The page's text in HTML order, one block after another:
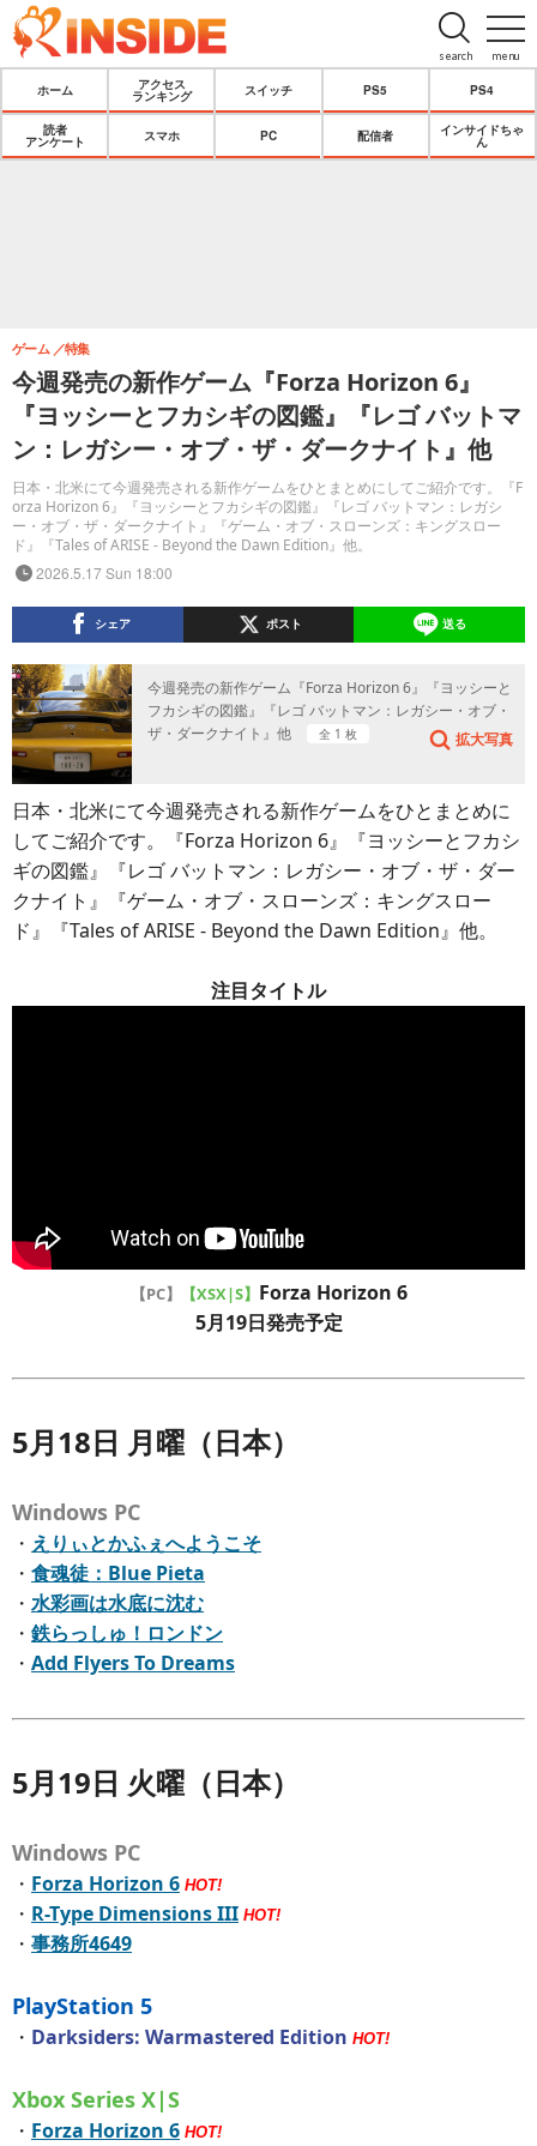
menu
search
ホーム
アクセス
ランキング
スイッチ PS5 PS4
読者
アンケート
スマホ PC 配信者
インサイドちゃ
ん
今週発売の新作ゲーム『Forza Horizon 6』
『ヨッシーとフカシギの図鑑』『レゴ バットマ
ン：レガシー・オブ・ザ・ダークナイト』他
日本・北米にて今週発売される新作ゲームをひとまとめにしてご紹介です。『F
orza Horizon 6』『ヨッシーとフカシギの図鑑』『レゴ バットマン：レガシ
ー・オブ・ザ・ダークナイト』『ゲーム・オブ・スローンズ：キングスロー
ド』『Tales of ARISE - Beyond the Dawn Edition』他。
ゲーム 特集
2026.5.17 Sun 18:00
シェア ポスト 送る
今週発売の新作ゲーム『Forza Horizon 6』『ヨッシーと
フカシギの図鑑』『レゴ バットマン：レガシー・オブ・
ザ・ダークナイト』他
全 1 枚 拡大写真
日本・北米にて今週発売される新作ゲームをひとまとめに
してご紹介です。『Forza Horizon 6』『ヨッシーとフカシ
ギの図鑑』『レゴ バットマン：レガシー・オブ・ザ・ダー
クナイト』『ゲーム・オブ・スローンズ：キングスロー
ド』『Tales of ARISE - Beyond the Dawn Edition』他。
注目タイトル
【PC】 【XSX|S】 Forza Horizon 6
5月19日発売予定
5月18日 月曜（日本）
Windows PC
・ えりぃとかふぇへようこそ
・ 食魂徒：Blue Pieta
・ 水彩画は水底に沈む
・ 鉄らっしゅ！ロンドン
・ Add Flyers To Dreams
5月19日 火曜（日本）
Windows PC
・ Forza Horizon 6 HOT!
・ R-Type Dimensions III HOT!
・ 事務所4649
PlayStation 5
・ Darksiders: Warmastered Edition HOT!
Xbox Series X|S
・ Forza Horizon 6 HOT!